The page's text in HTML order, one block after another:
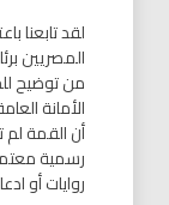
لقد تابعنا
المصريين
من توضيح
الأمانة
أن القمة
رسمية
روايات أو